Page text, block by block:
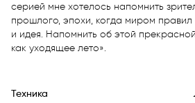
серией мне хотелось напомнить
прошлого, эпохи, когда миром правил
и идея. Напомнить об этой
как уходящее лето».
Техника